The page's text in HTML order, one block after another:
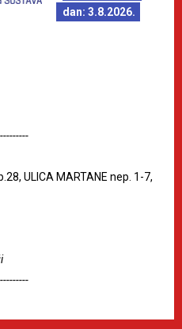
dan: 3.8.2026.
ULICA MARTANE nep. 1-7,